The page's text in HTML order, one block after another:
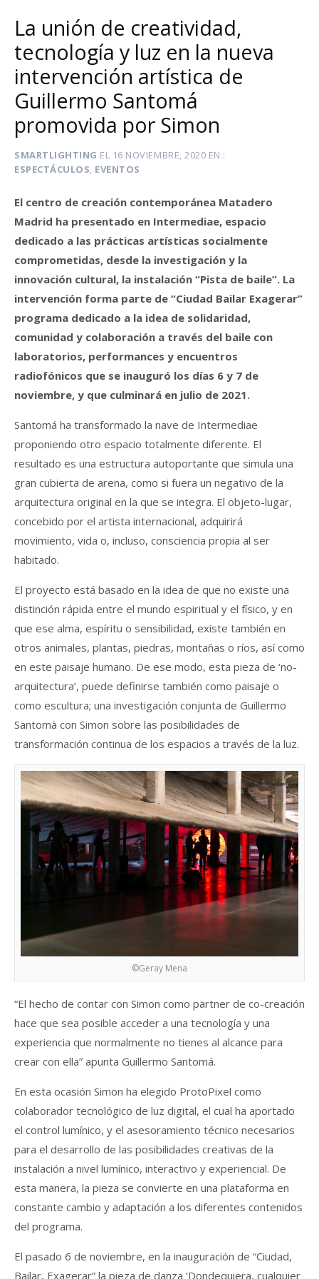
La unión de creatividad,
tecnología y luz en la nueva
intervención artística de
Guillermo Santomá
promovida por Simon
SMARTLIGHTING EL 16 NOVIEMBRE, 2020 EN
ESPECTÁCULOS, EVENTOS
El centro de creación contemporánea Matadero
Madrid ha presentado en Intermediae, espacio
dedicado a las prácticas artísticas socialmente
comprometidas, desde la investigación y la
innovación cultural, la instalación “Pista de baile”. La
intervención forma parte de “Ciudad Bailar Exagerar”
programa dedicado a la idea de solidaridad,
comunidad y colaboración a través del baile con
laboratorios, performances y encuentros
radiofónicos que se inauguró los días 6 y 7 de
noviembre, y que culminará en julio de 2021.
Santomá ha transformado la nave de Intermediae
proponiendo otro espacio totalmente diferente. El
resultado es una estructura autoportante que simula una
gran cubierta de arena, como si fuera un negativo de la
arquitectura original en la que se integra. El objeto-lugar,
concebido por el artista internacional, adquirirá
movimiento, vida o, incluso, consciencia propia al ser
habitado.
El proyecto está basado en la idea de que no existe una
distinción rápida entre el mundo espiritual y el físico, y en
que ese alma, espíritu o sensibilidad, existe también en
otros animales, plantas, piedras, montañas o ríos, así como
en este paisaje humano. De ese modo, esta pieza de ‘no-
arquitectura’, puede definirse también como paisaje o
como escultura; una investigación conjunta de Guillermo
Santomà con Simon sobre las posibilidades de
transformación continua de los espacios a través de la luz.
©Geray Mena
“El hecho de contar con Simon como partner de co-creación
hace que sea posible acceder a una tecnología y una
experiencia que normalmente no tienes al alcance para
crear con ella” apunta Guillermo Santomá.
En esta ocasión Simon ha elegido ProtoPixel como
colaborador tecnológico de luz digital, el cual ha aportado
el control lumínico, y el asesoramiento técnico necesarios
para el desarrollo de las posibilidades creativas de la
instalación a nivel lumínico, interactivo y experiencial. De
esta manera, la pieza se convierte en una plataforma en
constante cambio y adaptación a los diferentes contenidos
del programa.
El pasado 6 de noviembre, en la inauguración de “Ciudad,
Bailar, Exagerar” la pieza de danza ‘Dondequiera, cualquier